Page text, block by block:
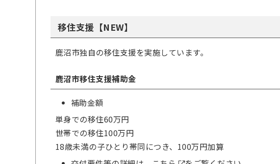
移住支援【NEW】
鹿沼市独自の移住支援を実施しています。
鹿沼市移住支援補助金
補助金額
単身での移住60万円
世帯での移住100万円
18歳未満の子ひとり帯同につき、100万円加算